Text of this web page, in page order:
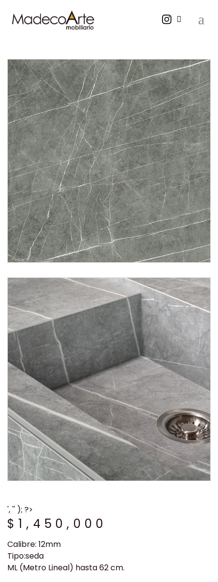
', '' ); ?>
$1,450,000
Calibre: 12mm
Tipo:seda
ML (Metro Lineal) hasta 62 cm.